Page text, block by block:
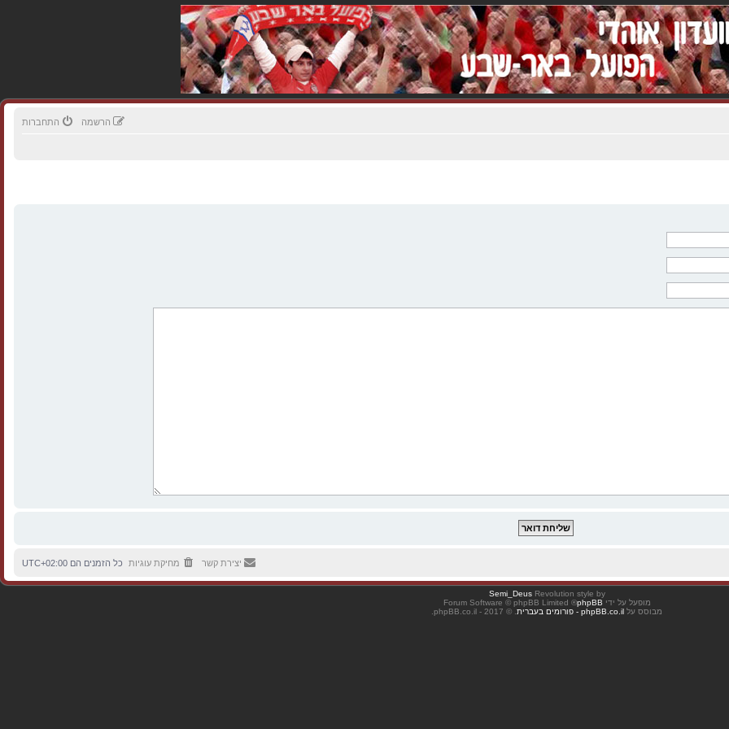
התחברות הרשמה
כל הזמנים הם UTC+02:00 מחיקת עוגיות יצירת קשר
Revolution style by
Semi_Deus
מופעל על ידי phpBB
® Forum Software © phpBB Limited
מבוסס על phpBB.co.il - פורומים בעברית . © 2017 - phpBB.co.il.